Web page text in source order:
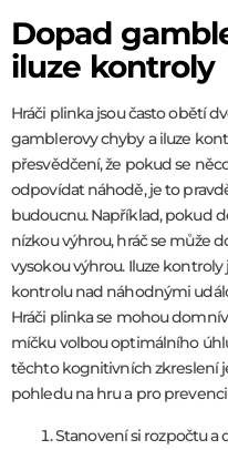
Dopad
iluze kontroly
Hráči plinka jsou často obětí
gamblerovy chyby a iluze
přesvědčení, že pokud se
odpovídat náhodě, je to
budoucnu. Například, pokud
nízkou výhrou, hráč se může
vysokou výhrou. Iluze
kontrolu nad náhodnými
Hráči plinka se mohou
míčku volbou optimálního
těchto kognitivních zkreslení
pohledu na hru a pro
Stanovení si rozpočtu a